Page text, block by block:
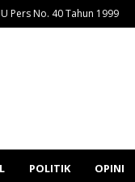
Pers No. 40 Tahun 1999
POLITIK OPINI